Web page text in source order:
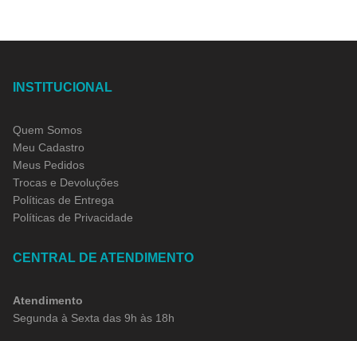
INSTITUCIONAL
Quem Somos
Meu Cadastro
Meus Pedidos
Trocas e Devoluções
Políticas de Entrega
Políticas de Privacidade
CENTRAL DE ATENDIMENTO
Atendimento
Segunda à Sexta das 9h às 18h